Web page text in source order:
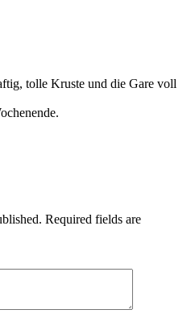
tolle Kruste und die Gare voll
Required fields are